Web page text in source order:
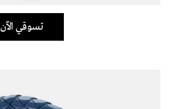
تسوقي الآن